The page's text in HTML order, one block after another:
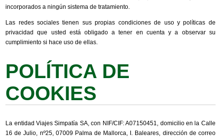
incorporados a ningún sistema de tratamiento.
Las redes sociales tienen sus propias condiciones de uso y políticas de
privacidad que usted está obligado a tener en cuenta y a observar su
cumplimiento si hace uso de ellas.
POLÍTICA DE
COOKIES
La entidad Viajes Simpatía SA, con NIF/CIF: A07150451, domicilio en la Calle
16 de Julio, nº25, 07009 Palma de Mallorca, I. Baleares, dirección de correo